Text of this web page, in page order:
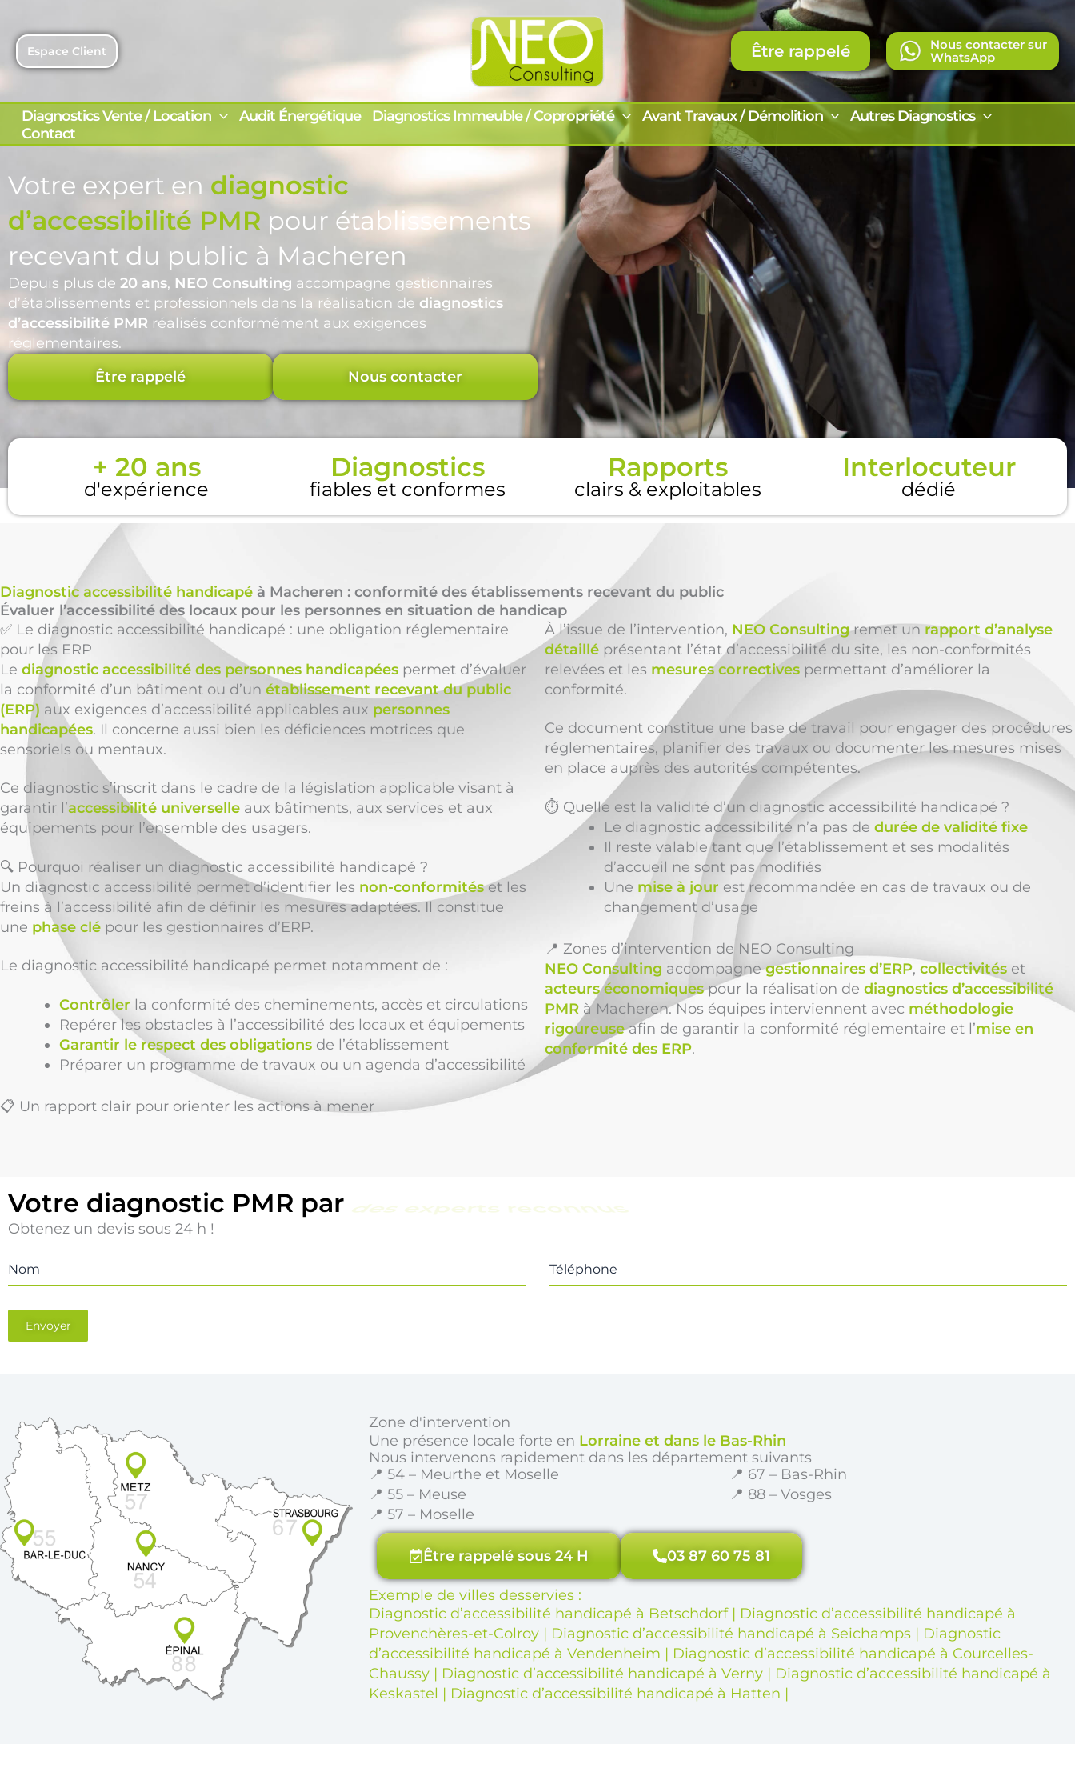
contenuEspace Client Être rappelé
Nous contacter sur
WhatsApp
Diagnostics Vente / Location Audit Énergétique Diagnostics Immeuble / Copropriété Avant Travaux / Démolition
Autres Diagnostics
Contact
Votre expert en diagnostic
d’accessibilité PMR pour établissements
recevant du public à Macheren
Depuis plus de 20 ans, NEO Consulting accompagne gestionnaires
d’établissements et professionnels dans la réalisation de diagnostics
d’accessibilité PMR réalisés conformément aux exigences
réglementaires.
Être rappelé
Nous contacter
+ 20 ans
d'expérience
Diagnostics
fiables et conformes
Rapports
clairs & exploitables
Interlocuteur
dédié
Diagnostic accessibilité handicapé à Macheren : conformité des établissements recevant du public
Évaluer l’accessibilité des locaux pour les personnes en situation de handicap
✅ Le diagnostic accessibilité handicapé : une obligation réglementaire
pour les ERP
Le diagnostic accessibilité des personnes handicapées permet d’évaluer
la conformité d’un bâtiment ou d’un établissement recevant du public
(ERP) aux exigences d’accessibilité applicables aux personnes
handicapées. Il concerne aussi bien les déficiences motrices que
sensoriels ou mentaux.
Ce diagnostic s’inscrit dans le cadre de la législation applicable visant à
garantir l’accessibilité universelle aux bâtiments, aux services et aux
équipements pour l’ensemble des usagers.
🔍 Pourquoi réaliser un diagnostic accessibilité handicapé ?
Un diagnostic accessibilité permet d’identifier les non-conformitéset les
freins à l’accessibilité afin de définir les mesures adaptées. Il constitue
une phase clé pour les gestionnaires d’ERP.
Le diagnostic accessibilité handicapé permet notamment de :
Contrôler la conformité des cheminements, accès et circulations
Repérer les obstacles à l’accessibilité des locaux et équipements
Garantir le respect des obligations de l’établissement
Préparer un programme de travaux ou un agenda d’accessibilité
📋 Un rapport clair pour orienter les actions à mener
À l’issue de l’intervention, NEO Consultingremet unrapport d’analyse
détaillé présentant l’état d’accessibilité du site, les non-conformités
relevées et les mesures correctives permettant d’améliorer la
conformité.
Ce document constitue une base de travail pour engager des procédures
réglementaires, planifier des travaux ou documenter les mesures mises
en place auprès des autorités compétentes.
⏱️ Quelle est la validité d’un diagnostic accessibilité handicapé ?
Le diagnostic accessibilité n’a pas de durée de validité fixe
Il reste valable tant que l’établissement et ses modalités
d’accueil ne sont pas modifiés
Une mise à jour est recommandée en cas de travaux ou de
changement d’usage
📍 Zones d’intervention de NEO Consulting
NEO Consulting accompagnegestionnaires d’ERP, collectivités et
acteurs économiquespour la réalisation de diagnostics d’accessibilité
PMR à Macheren. Nos équipes interviennent avec méthodologie
rigoureuseafin de garantir la conformité réglementaire et l’mise en
conformité des ERP.
Votre diagnostic PMR par une équipe locale
Obtenez un devis sous 24 h !
Nom Téléphone
Envoyer
Zone d'intervention
Une présence locale forte en Lorraine et dans le Bas-Rhin
Nous intervenons rapidement dans les département suivants
📍 54 – Meurthe et Moselle
📍 55 – Meuse
📍 57 – Moselle
📍 67 – Bas-Rhin
📍 88 – Vosges
Être rappelé sous 24 H 03 87 60 75 81
Exemple de villes desservies :
Diagnostic d’accessibilité handicapé à Betschdorf| Diagnostic d’accessibilité handicapé à
Provenchères-et-Colroy | Diagnostic d’accessibilité handicapé à Seichamps | Diagnostic
d’accessibilité handicapé à Vendenheim | Diagnostic d’accessibilité handicapé à Courcelles-
Chaussy | Diagnostic d’accessibilité handicapé à Verny | Diagnostic d’accessibilité handicapé à
Keskastel | Diagnostic d’accessibilité handicapé à Hatten |